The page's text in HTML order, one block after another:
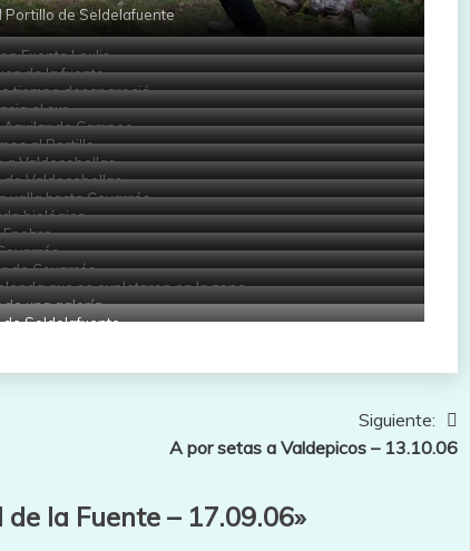
Portillo de Seldelafuente
Fuente Loulis
de la fuente
tiempo desapareció
el sur
Aguilar de Campoo
al Portillo
a Valdecebollas
de Valdecebollas
valla hasta Covarrés
biológica
Enebro
de Covarrés
que se explotaron en la zona
de una galería
de Seldelafuente
Siguiente:
A por setas a Valdepicos – 13.10.06
de la Fuente – 17.09.06»